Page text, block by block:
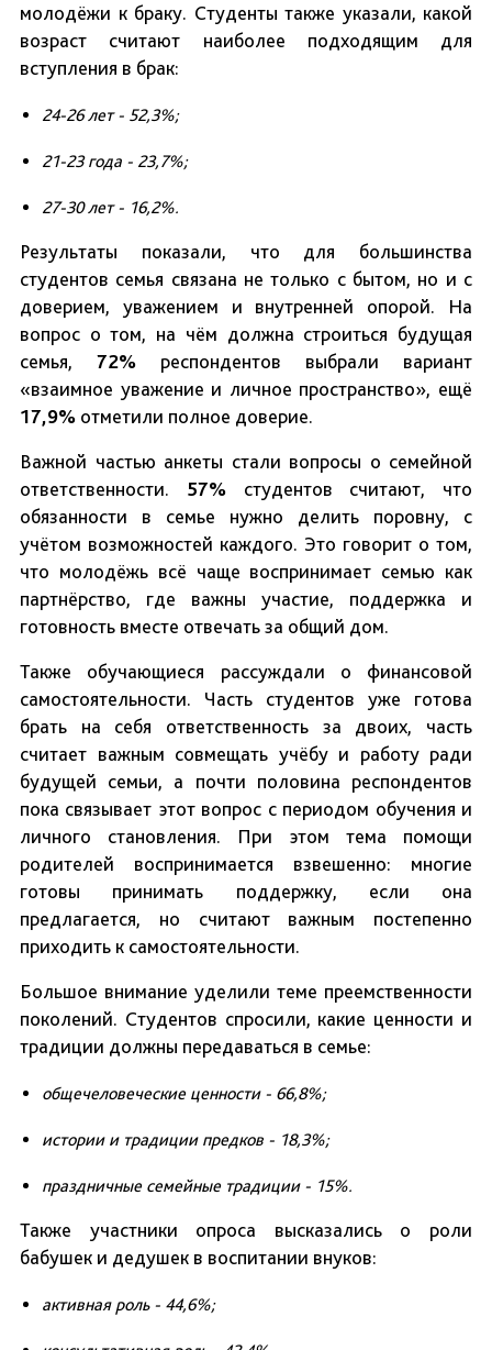
молодёжи к браку. Студенты также указали, какой
возраст считают наиболее подходящим для
вступления в брак:
24-26 лет - 52,3%;
21-23 года - 23,7%;
27-30 лет - 16,2%.
Результаты показали, что для большинства
студентов семья связана не только с бытом, но и с
доверием, уважением и внутренней опорой. На
вопрос о том, на чём должна строиться будущая
семья, 72% респондентов выбрали вариант
«взаимное уважение и личное пространство», ещё
17,9% отметили полное доверие.
Важной частью анкеты стали вопросы о семейной
ответственности. 57%студентов считают, что
обязанности в семье нужно делить поровну, с
учётом возможностей каждого. Это говорит о том,
что молодёжь всё чаще воспринимает семью как
партнёрство, где важны участие, поддержка и
готовность вместе отвечать за общий дом.
Также обучающиеся рассуждали о финансовой
самостоятельности. Часть студентов уже готова
брать на себя ответственность за двоих, часть
считает важным совмещать учёбу и работу ради
будущей семьи, а почти половина респондентов
пока связывает этот вопрос с периодом обучения и
личного становления. При этом тема помощи
родителей воспринимается взвешенно: многие
готовы принимать поддержку, если она
предлагается, но считают важным постепенно
приходить к самостоятельности.
Большое внимание уделили теме преемственности
поколений. Студентов спросили, какие ценности и
традиции должны передаваться в семье:
общечеловеческие ценности - 66,8%;
истории и традиции предков - 18,3%;
праздничные семейные традиции - 15%.
Также участники опроса высказались о роли
бабушек и дедушек в воспитании внуков:
активная роль - 44,6%;